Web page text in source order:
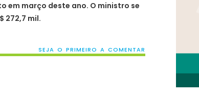
em março deste ano. O ministro se
272,7 mil.
SEJA O PRIMEIRO A COMENTAR